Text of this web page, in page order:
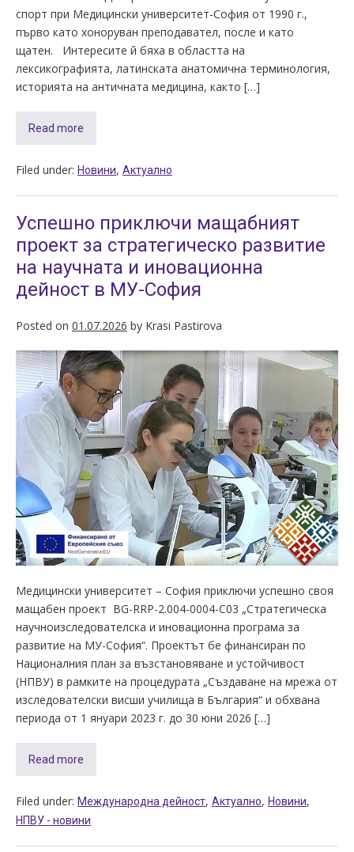
спорт при Медицински университет-София от 1990 г.,
първо като хоноруван преподавател, после и като
щатен. Интересите й бяха в областта на
лексикографията, латинската анатомична терминология,
историята на античната медицина, както […]
Read more
Filed under: Новини, Актуално
Успешно приключи мащабният
проект за стратегическо развитие
на научната и иновационна
дейност в МУ-София
Posted on 01.07.2026 by Krasi Pastirova
Медицински университет – София приключи успешно своя
мащабен проект BG-RRP-2.004-0004-C03 „Стратегическа
научноизследователска и иновационна програма за
развитие на МУ-София“. Проектът бе финансиран по
Националния план за възстановяване и устойчивост
(НПВУ) в рамките на процедурата „Създаване на мрежа от
изследователски висши училища в България“ и обхвана
периода от 1 януари 2023 г. до 30 юни 2026 […]
Read more
Filed under: Международнa дейност, Актуално, Новини,
НПВУ - новини